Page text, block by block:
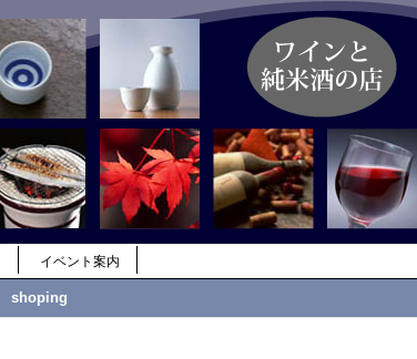
イベント案内
shoping